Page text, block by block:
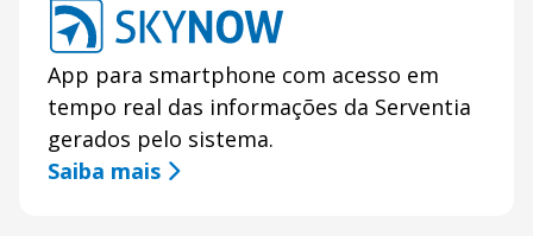
App para smartphone com acesso em
tempo real das informações da Serventia
gerados pelo sistema.
Saiba mais